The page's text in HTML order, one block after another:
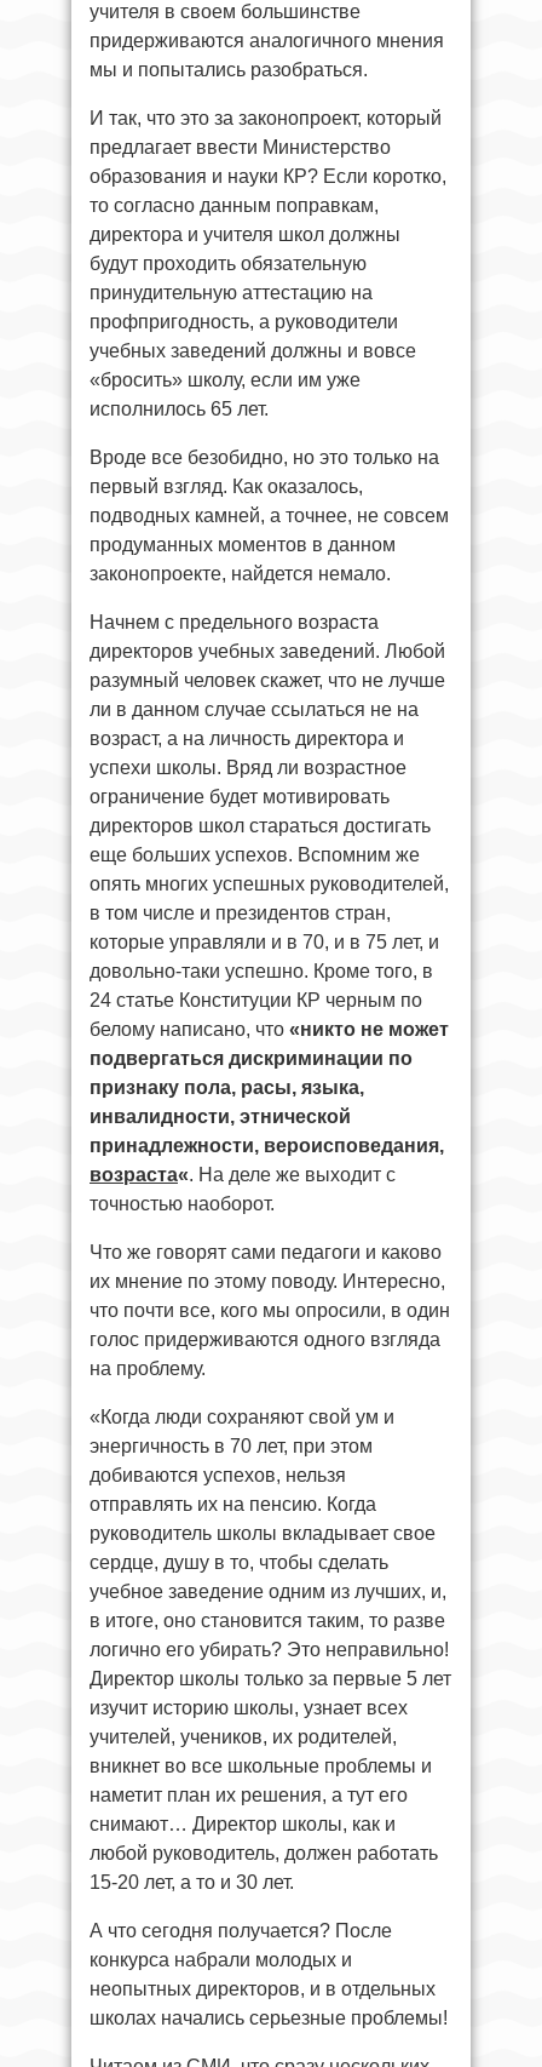
учителя в своем большинстве
придерживаются аналогичного мнения
мы и попытались разобраться.
И так, что это за законопроект, который
предлагает ввести Министерство
образования и науки КР? Если коротко,
то согласно данным поправкам,
директора и учителя школ должны
будут проходить обязательную
принудительную аттестацию на
профпригодность, а руководители
учебных заведений должны и вовсе
«бросить» школу, если им уже
исполнилось 65 лет.
Вроде все безобидно, но это только на
первый взгляд. Как оказалось,
подводных камней, а точнее, не совсем
продуманных моментов в данном
законопроекте, найдется немало.
Начнем с предельного возраста
директоров учебных заведений. Любой
разумный человек скажет, что не лучше
ли в данном случае ссылаться не на
возраст, а на личность директора и
успехи школы. Вряд ли возрастное
ограничение будет мотивировать
директоров школ стараться достигать
еще больших успехов. Вспомним же
опять многих успешных руководителей,
в том числе и президентов стран,
которые управляли и в 70, и в 75 лет, и
довольно-таки успешно. Кроме того, в
24 статье Конституции КР черным по
белому написано, что «никто не может
подвергаться дискриминации по
признаку пола, расы, языка,
инвалидности, этнической
принадлежности, вероисповедания,
возраста«. На деле же выходит с
точностью наоборот.
Что же говорят сами педагоги и каково
их мнение по этому поводу. Интересно,
что почти все, кого мы опросили, в один
голос придерживаются одного взгляда
на проблему.
«Когда люди сохраняют свой ум и
энергичность в 70 лет, при этом
добиваются успехов, нельзя
отправлять их на пенсию. Когда
руководитель школы вкладывает свое
сердце, душу в то, чтобы сделать
учебное заведение одним из лучших, и,
в итоге, оно становится таким, то разве
логично его убирать? Это неправильно!
Директор школы только за первые 5 лет
изучит историю школы, узнает всех
учителей, учеников, их родителей,
вникнет во все школьные проблемы и
наметит план их решения, а тут его
снимают… Директор школы, как и
любой руководитель, должен работать
15-20 лет, а то и 30 лет.
А что сегодня получается? После
конкурса набрали молодых и
неопытных директоров, и в отдельных
школах начались серьезные проблемы!